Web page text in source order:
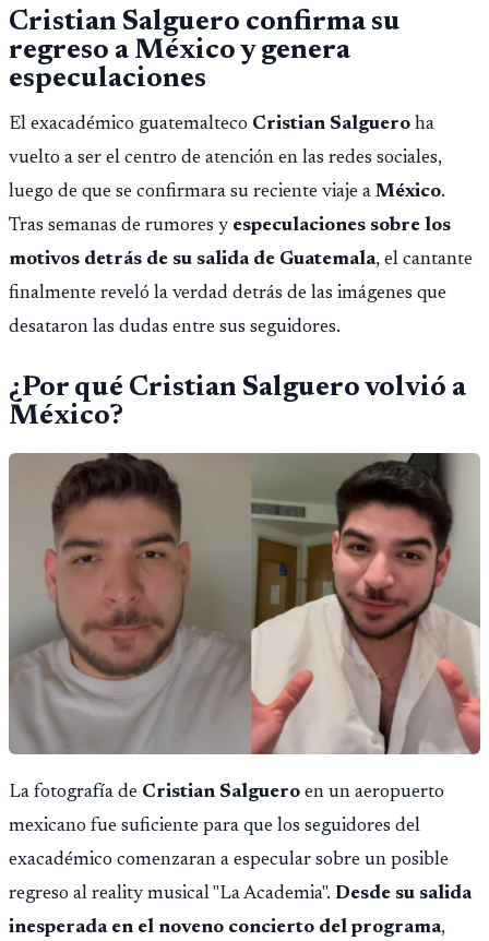
Cristian Salguero confirma su
regreso a México y genera
especulaciones
El exacadémico guatemalteco Cristian Salguero ha
vuelto a ser el centro de atención en las redes sociales,
luego de que se confirmara su reciente viaje a México.
Tras semanas de rumores y especulaciones sobre los
motivos detrás de su salida de Guatemala, el cantante
finalmente reveló la verdad detrás de las imágenes que
desataron las dudas entre sus seguidores.
¿Por qué Cristian Salguero volvió a
México?
La fotografía de Cristian Salguero en un aeropuerto
mexicano fue suficiente para que los seguidores del
exacadémico comenzaran a especular sobre un posible
regreso al reality musical "La Academia". Desde su salida
inesperada en el noveno concierto del programa,